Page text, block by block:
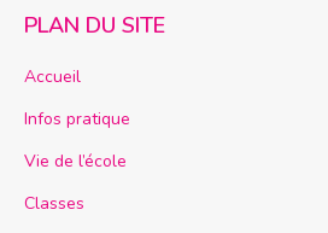
PLAN DU SITE
Accueil
Infos pratique
Vie de l’école
Classes